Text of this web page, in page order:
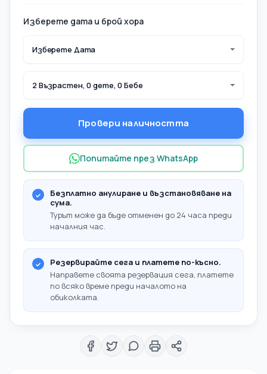
Изберете дата и брой хора
Изберете Дата
2 Възрастен, 0 дете, 0 Бебе
Провери наличността
Попитайте през WhatsApp
Безплатно анулиране и възстановяване на
сума.
Турът може да бъде отменен до 24 часа преди
началния час.
Резервирайте сега и платете по-късно.
Направете своята резервация сега, платете
по всяко време преди началото на
обиколката.